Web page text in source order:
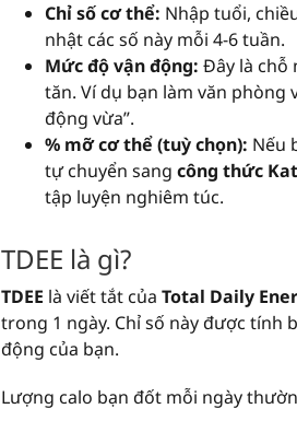
Chỉ số cơ thể: Nhập tuổi,
nhật các số này mỗi 4-6 tuần.
Mức độ vận động: Đây là chỗ
tăn. Ví dụ bạn làm văn phòng
động vừa”.
% mỡ cơ thể (tuỳ chọn): Nếu
tự chuyển sang công thức
tập luyện nghiêm túc.
TDEE là gì?
TDEE là viết tắt của Total Daily
trong 1 ngày. Chỉ số này được tính
động của bạn.
Lượng calo bạn đốt mỗi ngày